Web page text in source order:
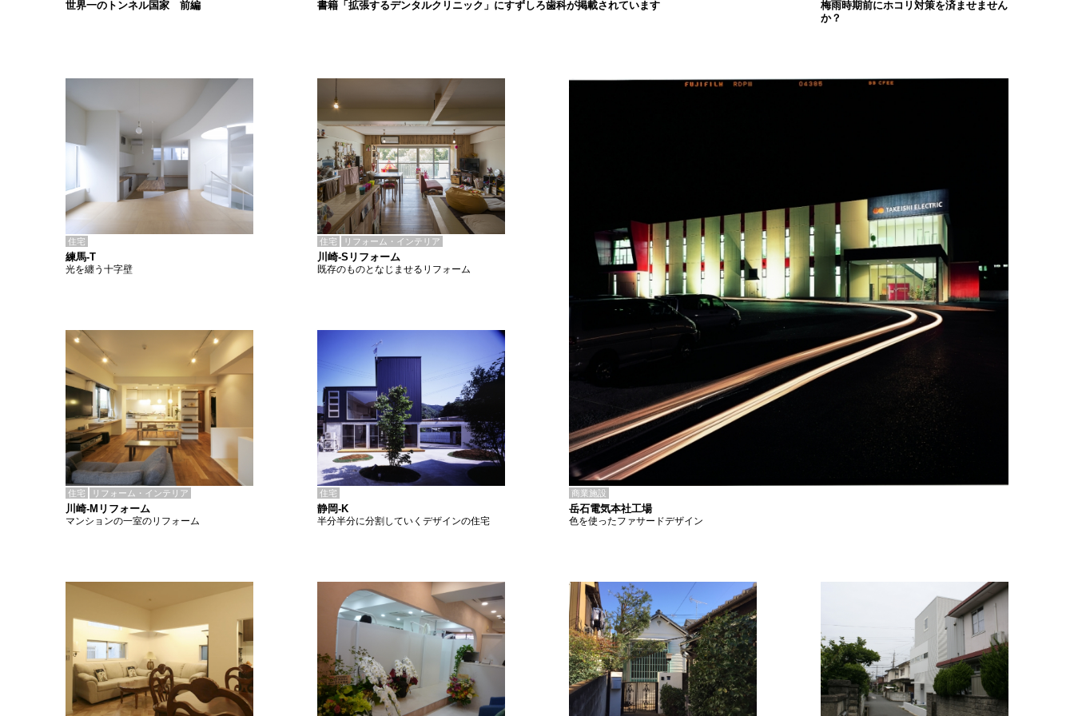
書籍「拡張するデンタルクリニック」にすずしろ歯科が掲載されています
世界一のトンネル国家 前編
梅雨時期前にホコリ対策を済ませません
か？
住宅
練馬-T
光を纏う十字壁
住宅 リフォーム・インテリア
川崎-Sリフォーム
既存のものとなじませるリフォーム
住宅 リフォーム・インテリア
川崎-Mリフォーム
マンションの一室のリフォーム
住宅
静岡-K
半分半分に分割していくデザインの住宅
商業施設
岳石電気本社工場
色を使ったファサードデザイン